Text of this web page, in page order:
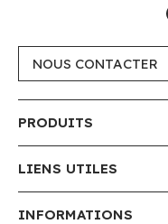
NOUS CONTACTER
PRODUITS
LIENS UTILES
INFORMATIONS